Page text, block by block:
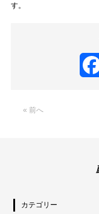
す。
« 前へ
カテゴリー